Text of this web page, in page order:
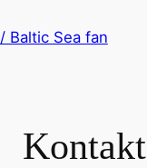
Baltic Sea fan
Kontakt